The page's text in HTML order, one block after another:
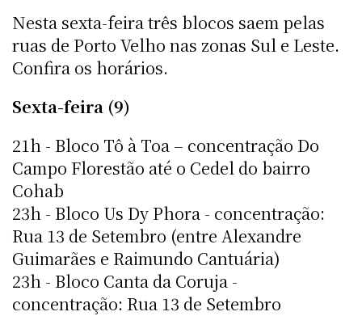
Nesta sexta-feira três blocos saem pelas
ruas de Porto Velho nas zonas Sul e Leste.
Confira os horários.
Sexta-feira (9)
21h - Bloco Tô à Toa – concentração Do
Campo Florestão até o Cedel do bairro
Cohab
23h - Bloco Us Dy Phora - concentração:
Rua 13 de Setembro (entre Alexandre
Guimarães e Raimundo Cantuária)
23h - Bloco Canta da Coruja -
concentração: Rua 13 de Setembro